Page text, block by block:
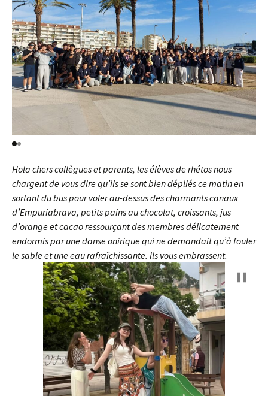
Hola chers collègues et parents, les élèves de rhétos nous
chargent de vous dire qu’ils se sont bien dépliés ce matin en
sortant du bus pour voler au-dessus des charmants canaux
d’Empuriabrava, petits pains au chocolat, croissants, jus
d’orange et cacao ressourçant des membres délicatement
endormis par une danse onirique qui ne demandait qu’à fouler
le sable et une eau rafraîchissante. Ils vous embrassent.